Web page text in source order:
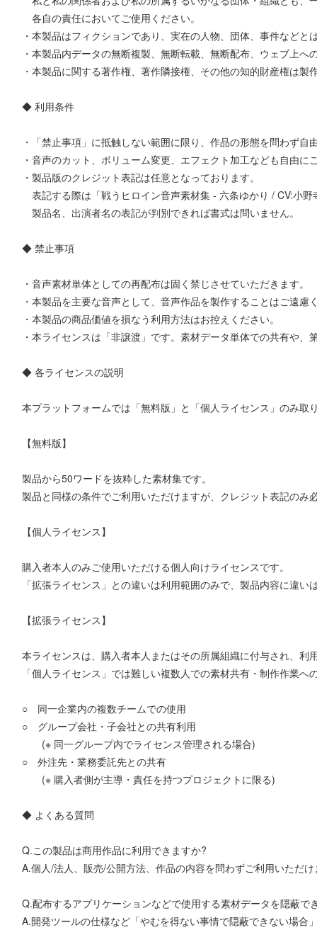
各自の責任においてご使用ください。
・本製品はフィクションであり、実在の人物、団体、事件などと
・本製品内データの無断複製、無断転載、無断配布、ウェブ上
・本製品に関する著作権、著作隣接権、その他の知的財産権は製
◆ 利用条件
・「禁止事項」に抵触しない範囲に限り、作品の形態を問わず自
・音声のカット、ボリューム変更、エフェクト加工なども自由に
・製品版のクレジット表記は任意となっております。
表記する際は「戦うヒロイン音声素材集 - 六条ゆかり / CV:小
製品名、出演者名の表記が判別できれば書式は問いません。
◆ 禁止事項
・音声素材単体としての再配布は固く禁じさせていただきます。
・本製品を主要な音声として、音声作品を製作することはご遠慮
・本製品の商品価値を損なう利用方法はお控えください。
・本ライセンスは「非譲渡」です。素材データ単体での共有や
◆ 各ライセンスの説明
本プラットフォームでは「無料版」と「個人ライセンス」のみ取
【無料版】
製品から50ワードを抜粋した素材集です。
製品と同様の条件でご利用いただけますが、クレジット表記のみ
【個人ライセンス】
購入者本人のみご使用いただける個人向けライセンスです。
「拡張ライセンス」との違いは利用範囲のみで、製品内容に違い
【拡張ライセンス】
本ライセンスは、購入者本人またはその所属組織に付与され、利
「個人ライセンス」では難しい複数人での素材共有・制作作業へ
○ 同一企業内の複数チームでの使用
○ グループ会社・子会社との共有利用
(※ 同一グループ内でライセンス管理される場合)
○ 外注先・業務委託先との共有
(※ 購入者側が主導・責任を持つプロジェクトに限る)
◆ よくある質問
Q.この製品は商用作品に利用できますか?
A.個人/法人、販売/公開方法、作品の内容を問わずご利用いただ
Q.配布するアプリケーションなどで使用する素材データを隠蔽
A.開発ツールの仕様など「やむを得ない事情で隠蔽できない場合